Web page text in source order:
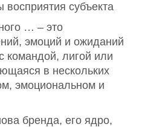
восприятия субъекта
… – это
эмоций и ожиданий
командой, лигой или
в нескольких
эмоциональном и
бренда, его ядро,